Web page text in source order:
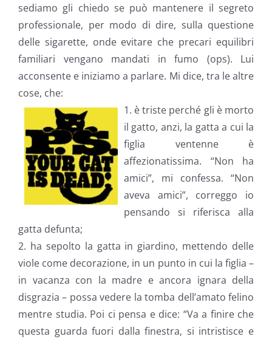
sediamo gli chiedo se può mantenere il segreto
professionale, per modo di dire, sulla questione
delle sigarette, onde evitare che precari equilibri
familiari vengano mandati in fumo (ops). Lui
acconsente e iniziamo a parlare. Mi dice, tra le altre
cose, che:
1. è triste perché gli è morto
il gatto, anzi, la gatta a cui la
figlia ventenne è
affezionatissima. “Non ha
amici”, mi confessa. “Non
aveva amici”, correggo io
pensando si riferisca alla
gatta defunta;
2. ha sepolto la gatta in giardino, mettendo delle
viole come decorazione, in un punto in cui la figlia –
in vacanza con la madre e ancora ignara della
disgrazia – possa vedere la tomba dell’amato felino
mentre studia. Poi ci pensa e dice: “Va a finire che
questa guarda fuori dalla finestra, si intristisce e